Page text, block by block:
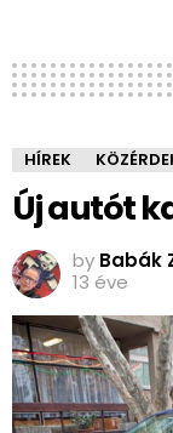
HÍREK
Új autót
by Babák
13 éve